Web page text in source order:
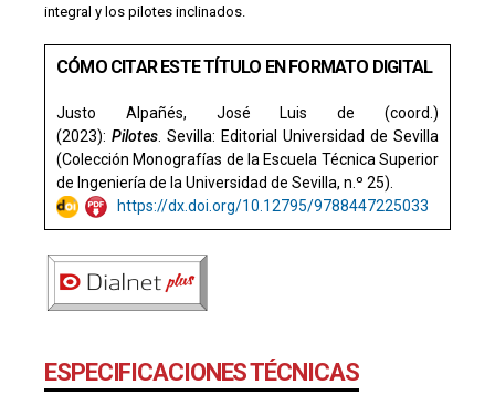
integral y los pilotes inclinados.
CÓMO CITAR ESTE TÍTULO EN FORMATO DIGITAL
Justo Alpañés, José Luis de (coord.)
(2023): Pilotes . Sevilla: Editorial Universidad de Sevilla
(Colección Monografías de la Escuela Técnica Superior
de Ingeniería de la Universidad de Sevilla, n.º 25).
https://dx.doi.org/10.12795/9788447225033
ESPECIFICACIONES TÉCNICAS